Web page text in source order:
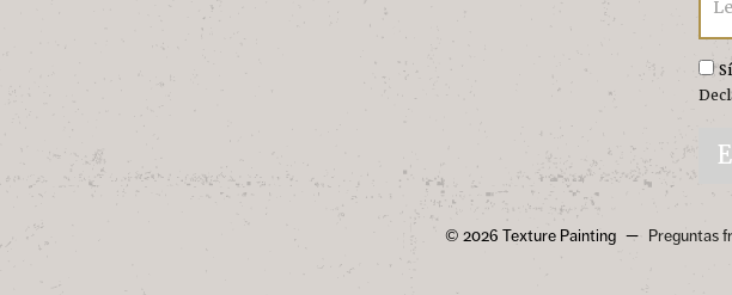
© 2026 Texture Painting Preguntas